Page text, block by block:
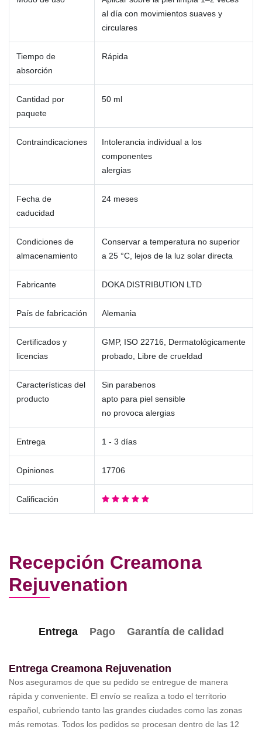
al día con movimientos suaves y
circulares
Tiempo de
absorción
Rápida
Cantidad por
paquete
50 ml
Contraindicaciones
Intolerancia individual a los
componentes
alergias
Fecha de
caducidad
24 meses
Condiciones de
almacenamiento
Conservar a temperatura no superior
a 25 °C, lejos de la luz solar directa
Fabricante DOKA DISTRIBUTION LTD
País de fabricación Alemania
Certificados y
licencias
GMP, ISO 22716, Dermatológicamente
probado, Libre de crueldad
Características del
producto
Sin parabenos
apto para piel sensible
no provoca alergias
Entrega 1 - 3 días
Opiniones 17706
Calificación
Recepción Creamona
Rejuvenation
Entrega Pago Garantía de calidad
Entrega Creamona Rejuvenation
Nos aseguramos de que su pedido se entregue de manera
rápida y conveniente. El envío se realiza a todo el territorio
español, cubriendo tanto las grandes ciudades como las zonas
más remotas. Todos los pedidos se procesan dentro de las 12